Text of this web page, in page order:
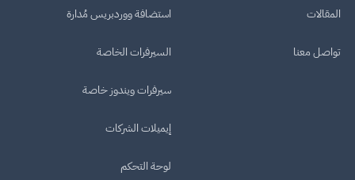
المقالات
تواصل معنا
استضافة ووردبريس مُدارة
السيرفرات الخاصة
سيرفرات ويندوز خاصة
إيميلات الشركات
لوحة التحكم